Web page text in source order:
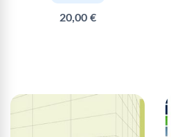
20,00 €